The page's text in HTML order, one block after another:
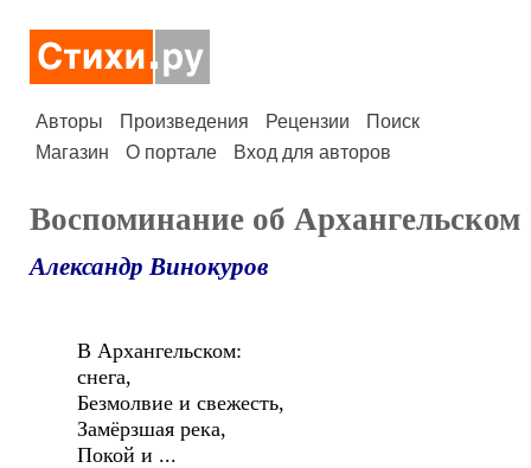
Авторы Произведения Рецензии
Поиск
Магазин
О портале Вход для авторов
Воспоминание об Архангельском
Александр Винокуров
В Архангельском:
снега,
Безмолвие и свежесть,
Замёрзшая река,
Покой и ...